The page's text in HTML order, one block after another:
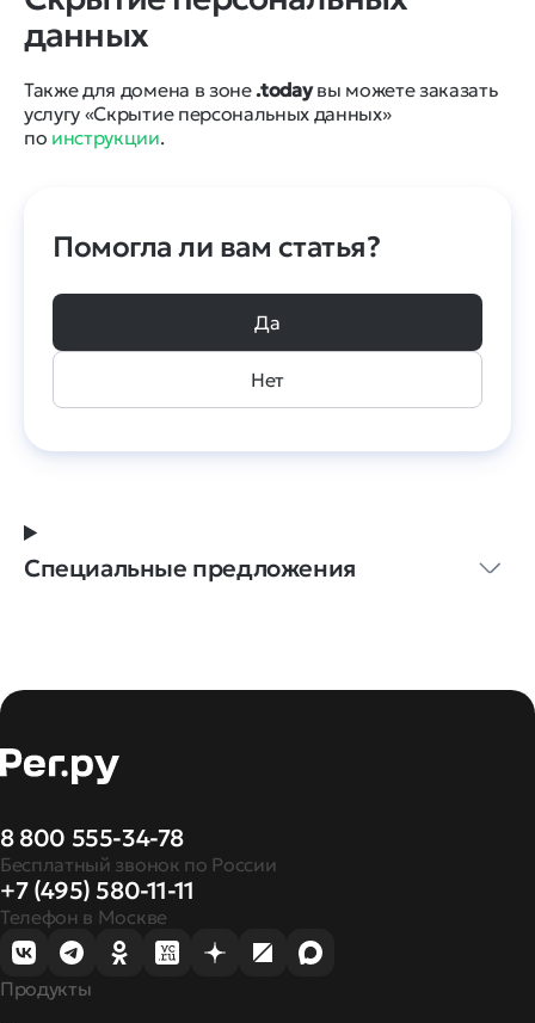
данных
Также для домена в зоне .todayвы можете заказать
услугу «Скрытие персональных данных»
по инструкции.
Помогла ли вам статья?
Да
Нет
Специальные предложения
8 800 555-34-78
Бесплатный звонок по России
+7 (495) 580-11-11
Телефон в Москве
Продукты